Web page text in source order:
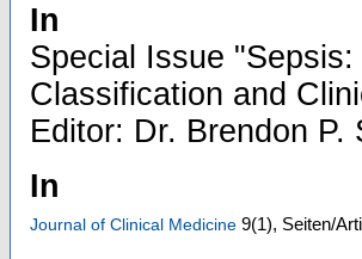
In
Special Issue
Classification and
Editor: Dr. Brendon
In
Journal of Clinical Medicine 9(1), Seiten/